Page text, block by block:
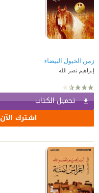
زمن الخيول البيضاء
إبراهيم نصر الله
تحميل الكتاب
اشترك الآن